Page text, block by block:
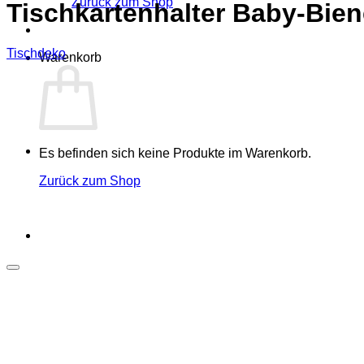
Warenkorb
Es befinden sich keine Produkte im Warenkorb.
Zurück zum Shop
Tischkartenhalter Baby-
Tischdeko